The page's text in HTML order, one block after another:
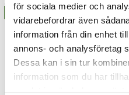
för sociala medier och
vidarebefordrar även
information från din enhet
annons- och analysföretag
Dessa kan i sin tur
information som du har
BÄSTSÄLJARE